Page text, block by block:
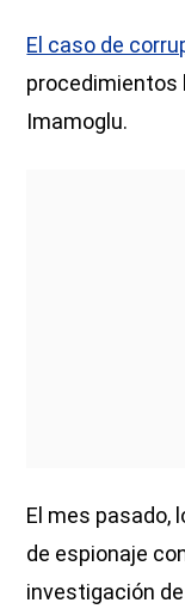
El caso de
procedimientos
Imamoglu.
El mes pasado,
de espionaje
investigación